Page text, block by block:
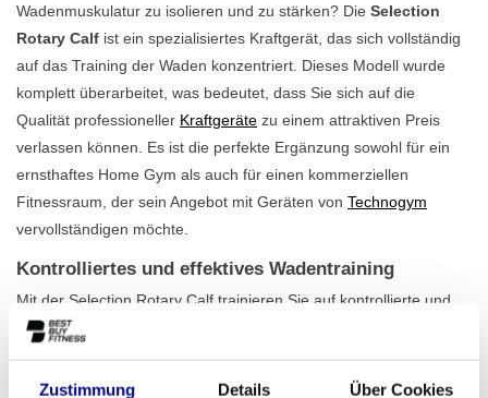
Zustimmung Details Über Cookies
Wadenmuskulatur zu isolieren und zu stärken? Die Selection
Rotary Calf ist ein spezialisiertes Kraftgerät, das sich vollständig
auf das Training der Waden konzentriert. Dieses Modell wurde
komplett überarbeitet, was bedeutet, dass Sie sich auf die
Qualität professioneller Kraftgeräte zu einem attraktiven Preis
verlassen können. Es ist die perfekte Ergänzung sowohl für ein
ernsthaftes Home Gym als auch für einen kommerziellen
Fitnessraum, der sein Angebot mit Geräten von Technogym
vervollständigen möchte.
Kontrolliertes und effektives Wadentraining
Mit der Selection Rotary Calf trainieren Sie auf kontrollierte und
sichere Weise. Das Design sorgt für eine natürliche, rotierende
schont. Dank des verstellbaren Sitzes finden Sie immer die